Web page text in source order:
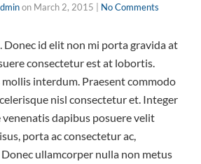
on March 2, 2015 No Comments
Donec id elit non mi porta gravida at
consectetur est at lobortis.
mollis interdum. Praesent commodo
nisl consectetur et. Integer
venenatis dapibus posuere velit
porta ac consectetur ac,
ullamcorper nulla non metus